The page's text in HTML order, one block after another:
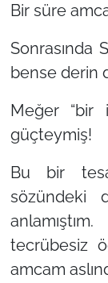
Bir süre
Sonrasında
bense derin
Meğer “bir
güçteymiş!
Bu bir
sözündeki
tecrübesiz
amcam